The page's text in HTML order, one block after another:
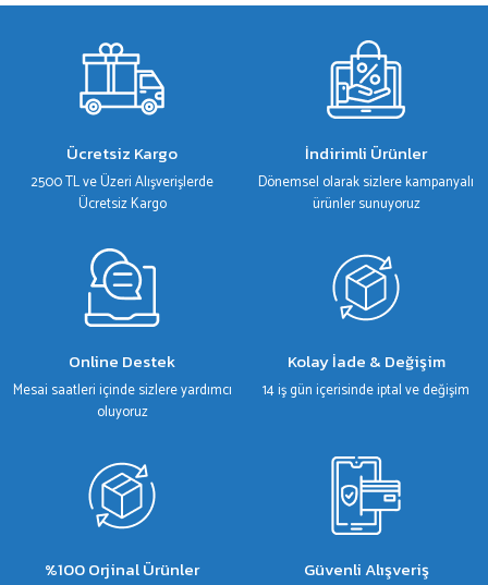
Ürün resmi kalitesiz, bozuk veya görüntülenemiyor.
Ürün açıklamasında eksik bilgiler bulunuyor.
Ürün fiyatı diğer sitelerden daha pahalı.
Bu ürüne benzer farklı alternatifler olmalı.
Ücretsiz Kargo
2500 TL ve Üzeri Alışverişlerde
Ücretsiz Kargo
İndirimli Ürünler
Dönemsel olarak sizlere kampanyalı
ürünler sunuyoruz
Online Destek
Mesai saatleri içinde sizlere yardımcı
oluyoruz
Kolay İade & Değişim
14 iş gün içerisinde iptal ve değişim
%100 Orjinal Ürünler Güvenli Alışveriş